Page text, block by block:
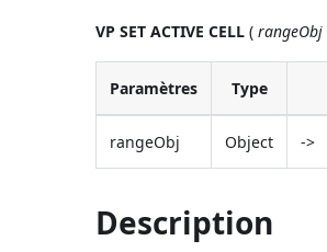
VP SET ACTIVE CELL (rangeObj
Paramètres Type
rangeObj Object ->
Description